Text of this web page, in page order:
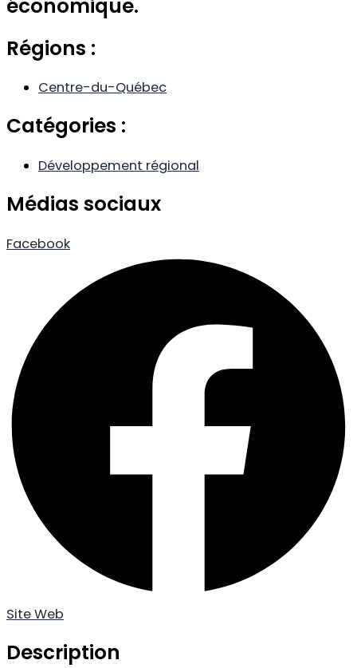
économique.
Régions :
Centre-du-Québec
Catégories :
Développement régional
Médias sociaux
Facebook
Site Web
Description